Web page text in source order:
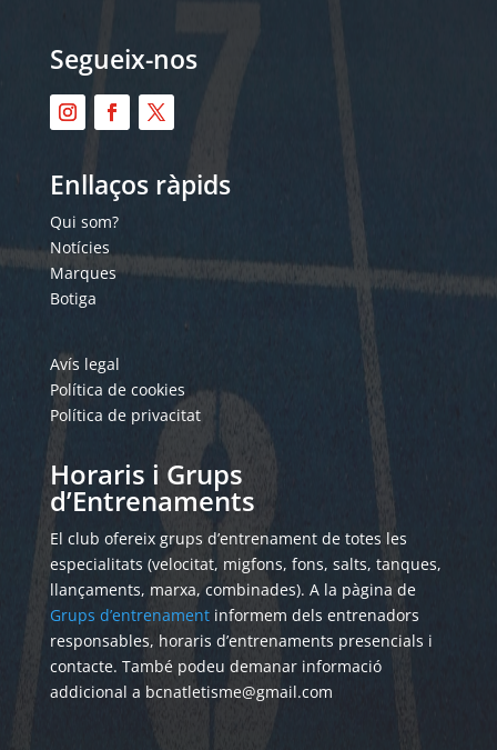
Segueix-nos
Enllaços ràpids
Qui som?
Notícies
Marques
Botiga
Avís legal
Política de cookies
Política de privacitat
Horaris i Grups
d’Entrenaments
El club ofereix grups d’entrenament de totes les
especialitats (velocitat, migfons, fons, salts, tanques,
llançaments, marxa, combinades). A la pàgina de
Grups d’entrenamentinformem dels entrenadors
responsables, horaris d’entrenaments presencials i
contacte. També podeu demanar informació
addicional a bcnatletisme@gmail.com